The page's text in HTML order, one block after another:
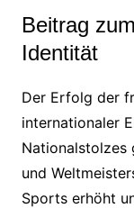
Beitrag
Identität
Der Erfolg der
internationaler
Nationalstolzes
und
Sports erhöht